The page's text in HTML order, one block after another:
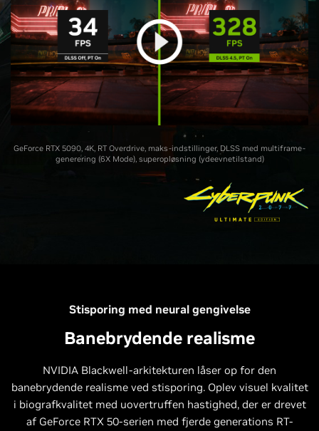
GeForce RTX 5090, 4K, RT Overdrive, maks-indstillinger, DLSS med multiframe-
generering (6X Mode), superopløsning (ydeevnetilstand)
Stisporing med neural gengivelse
Banebrydende realisme
NVIDIA Blackwell-arkitekturen låser op for den
banebrydende realisme ved stisporing. Oplev visuel kvalitet
i biografkvalitet med uovertruffen hastighed, der er drevet
af GeForce RTX 50-serien med fjerde generations RT-